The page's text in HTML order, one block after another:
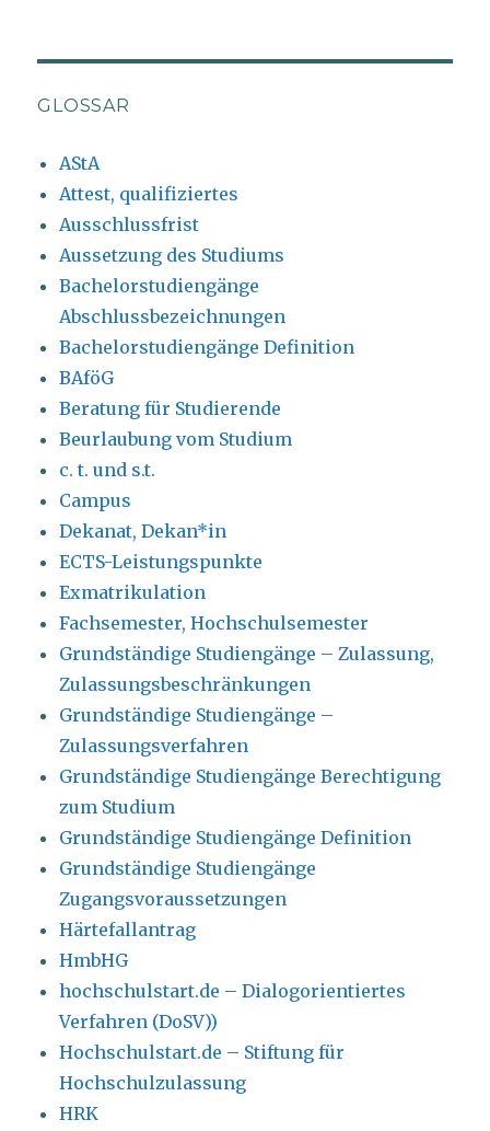
GLOSSAR
AStA
Attest, qualifiziertes
Ausschlussfrist
Aussetzung des Studiums
Bachelorstudiengänge
Abschlussbezeichnungen
Bachelorstudiengänge Definition
BAföG
Beratung für Studierende
Beurlaubung vom Studium
c. t. und s.t.
Campus
Dekanat, Dekan*in
ECTS-Leistungspunkte
Exmatrikulation
Fachsemester, Hochschulsemester
Grundständige Studiengänge – Zulassung,
Zulassungsbeschränkungen
Grundständige Studiengänge –
Zulassungsverfahren
Grundständige Studiengänge Berechtigung
zum Studium
Grundständige Studiengänge Definition
Grundständige Studiengänge
Zugangsvoraussetzungen
Härtefallantrag
HmbHG
hochschulstart.de – Dialogorientiertes
Verfahren (DoSV))
Hochschulstart.de – Stiftung für
Hochschulzulassung
HRK